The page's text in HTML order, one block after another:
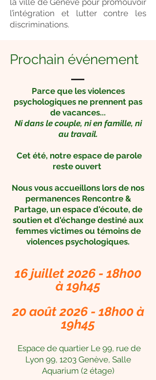
la ville de Genève pour promouvoir
l’intégration et lutter contre les
discriminations.
Prochain événement
Parce que les violences
psychologiques ne prennent pas
de vacances...
Ni dans le couple, ni en famille, ni
au travail.
Cet été, notre espace de parole
reste ouvert
Nous vous accueillons lors de nos
permanences Rencontre &
Partage, un espace d'écoute, de
soutien et d'échange destiné aux
femmes victimes ou témoins de
violences psychologiques.
16 juillet 2026 - 18h00
à 19h45
20 août 2026 - 18h00 à
19h45
Espace de quartier Le 99, rue de
Lyon 99, 1203 Genève, Salle
Aquarium (2 étage)